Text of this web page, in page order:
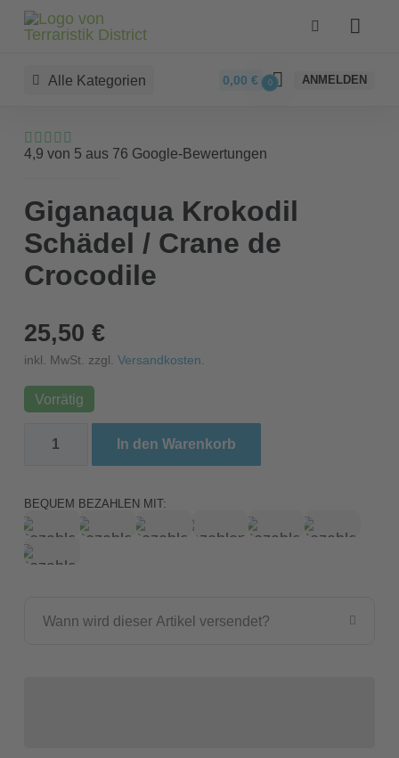
Alle Kategorien 0,00€ 0 ANMELDEN
4,9 von 5 aus 76 Google-Bewertungen
Giganaqua Krokodil
Schädel / Crane de
Crocodile
25,50 €
inkl. MwSt. zzgl. Versandkosten
Vorrätig
Giganaqua Krokodil Schädel / Crane de Crocodile
In den Warenkorb
BEQUEM BEZAHLEN MIT:
Wann wird dieser Artikel versendet?